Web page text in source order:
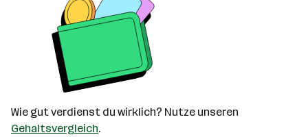
Wie gut verdienst du wirklich? Nutze unseren
Gehaltsvergleich.